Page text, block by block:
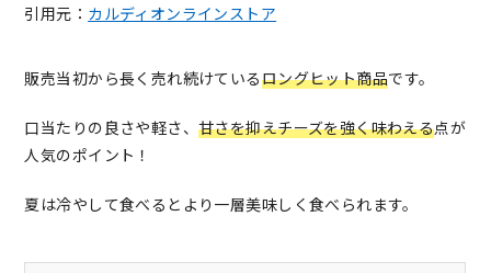
引用元： カルディオンラインストア
販売当初から長く売れ続けているロングヒット商品です。
口当たりの良さや軽さ、甘さを抑えチーズを強く味わえる点が
人気のポイント！
夏は冷やして食べるとより一層美味しく食べられます。